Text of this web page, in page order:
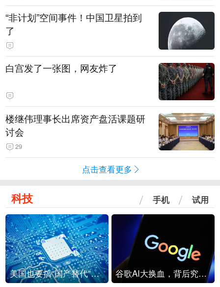
“非计划”空间事件！中国卫星拍到
了
白宫发了一张图，网友炸了
楼继伟理事长出席资产盘活课题研
讨会
29
点击查看更多
科技 手机 试用
美国也要搞“国产替代”？先算清三笔账 谷歌AI大换血，背后究竟发生了什么？